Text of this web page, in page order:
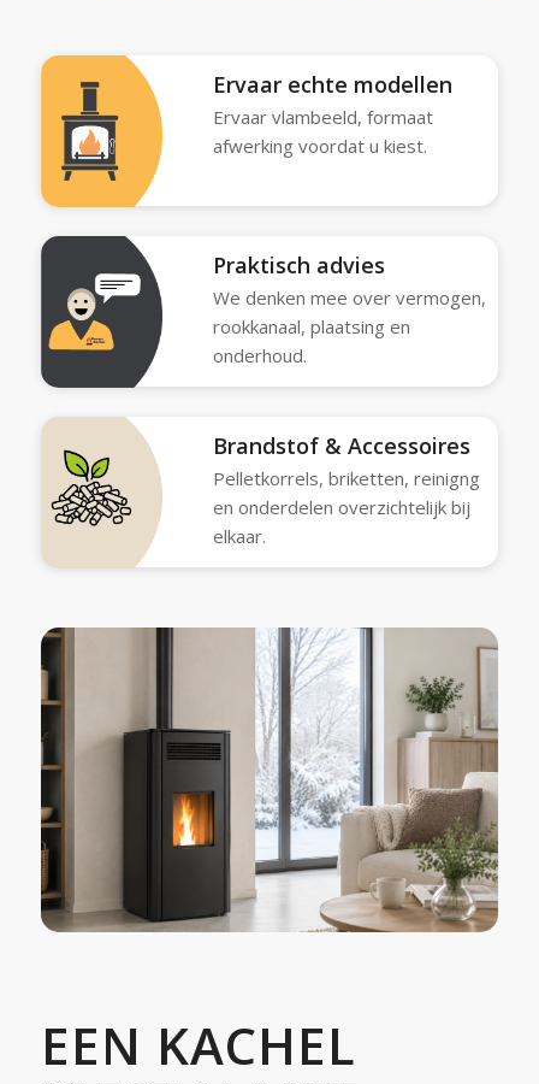
Ervaar echte modellen
Ervaar vlambeeld, formaat
afwerking voordat u kiest.
Praktisch advies
We denken mee over vermogen,
rookkanaal, plaatsing en
onderhoud.
Brandstof & Accessoires
Pelletkorrels, briketten, reinigng
en onderdelen overzichtelijk bij
elkaar.
EEN KACHEL